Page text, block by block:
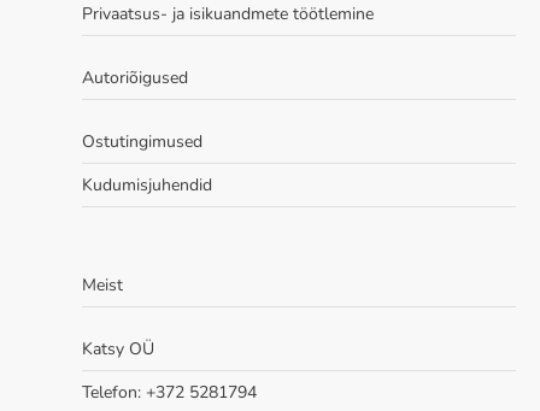
tootelehel.
Privaatsus- ja isikuandmete töötlemine
Autoriõigused
Ostutingimused
Kudumisjuhendid
Meist
Katsy OÜ
Telefon: +372 5281794